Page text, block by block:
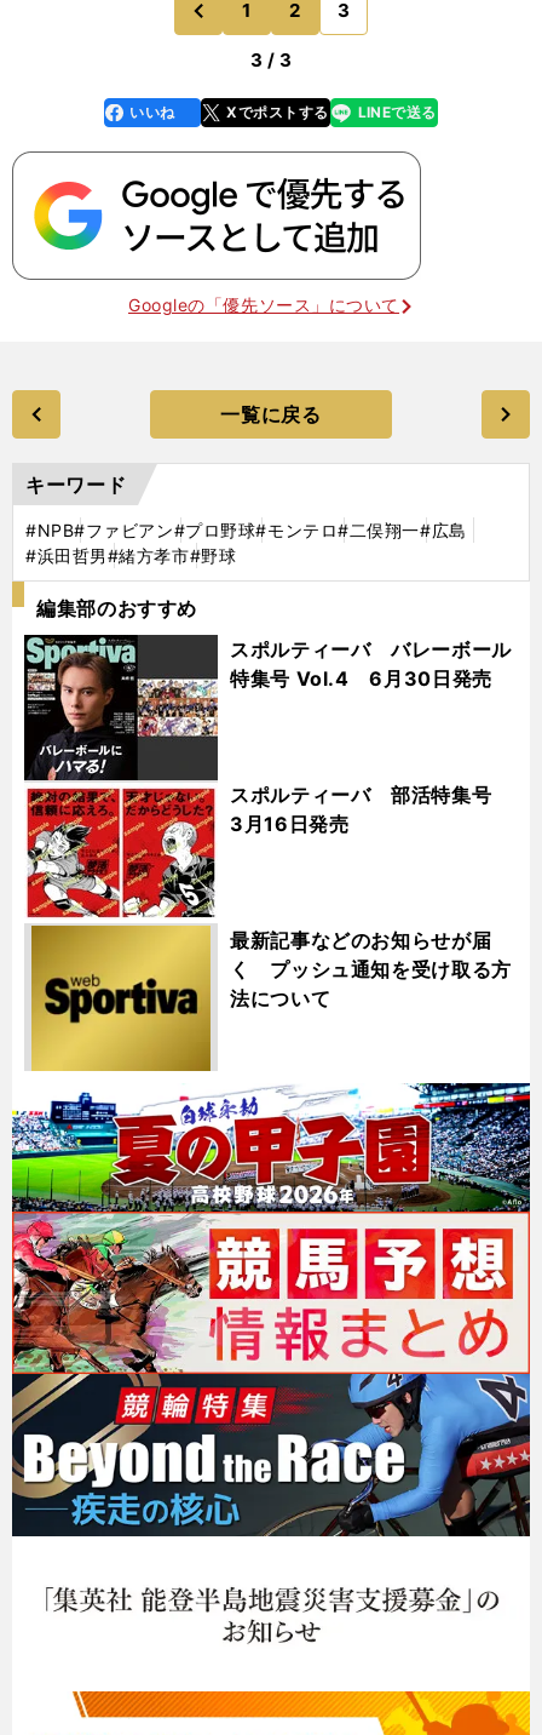
前
のページへ
1 2 3
3 / 3
faceboo
k
いいね Xでポストする
line LINEで送る
Googleの「優先ソース」について
一覧に戻る
キーワード
#NPB#ファビアン#プロ野球#モンテロ#二俣翔一#広島
#浜田哲男#緒方孝市#野球
編集部のおすすめ
スポルティーバ バレーボール
特集号 Vol.4 6月30日発売
スポルティーバ 部活特集号
3月16日発売
最新記事などのお知らせが届
く プッシュ通知を受け取る方
法について